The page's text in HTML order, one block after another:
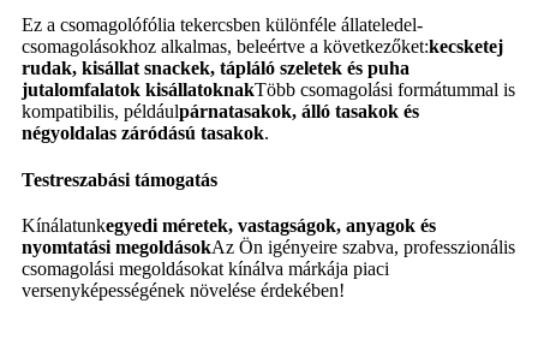
Ez a csomagolófólia tekercsben különféle állateledel-
csomagolásokhoz alkalmas, beleértve a következőket:kecsketej
rudak, kisállat snackek, tápláló szeletek és puha
jutalomfalatok kisállatoknakTöbb csomagolási formátummal is
kompatibilis, példáulpárnatasakok, álló tasakok és
négyoldalas záródású tasakok.
Testreszabási támogatás
Kínálatunkegyedi méretek, vastagságok, anyagok és
nyomtatási megoldásokAz Ön igényeire szabva, professzionális
csomagolási megoldásokat kínálva márkája piaci
versenyképességének növelése érdekében!